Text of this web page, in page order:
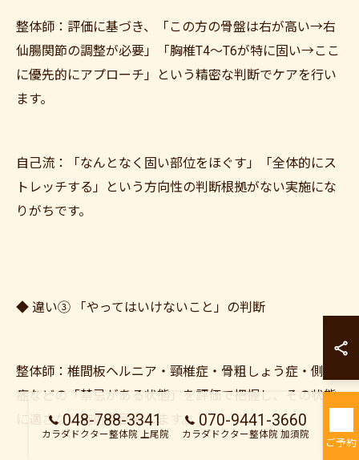
整体師：評価に基づき、「この方の骨盤は右が高い→右
仙腸関節の調整が必要」「胸椎T4〜T6が特に固い→ここ
に優先的にアプローチ」という精密な判断でケアを行い
ます。
自己流：「なんとなく固い部位をほぐす」「全体的にス
トレッチする」という方向性の判断根拠がない実施にな
りがちです。
◆ 違い③ 「やってはいけないこと」の判断
整体師：椎間板ヘルニア・頸椎症・骨粗しょう症・側弯
症などの「禁忌がある状態」を評価で把握し、その状態
に適さない施術を回避します。
048-788-3341
カラダドクター整体院 上尾院
070-9441-3660
カラダドクター整体院 加須院
ご予約
カラダドクター
カラダドクター